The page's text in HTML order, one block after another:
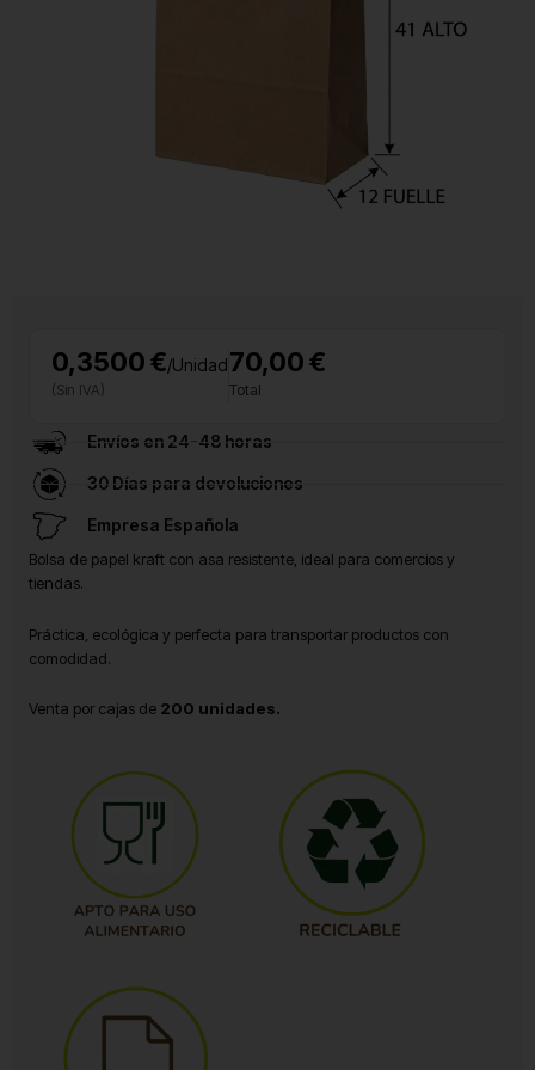
0,3500 €/Unidad
(Sin IVA)
70,00 €
Total
Envíos en 24-48 horas
30 Días para devoluciones
Empresa Española
Bolsa de papel kraft con asa resistente, ideal para comercios y
tiendas.
Práctica, ecológica y perfecta para transportar productos con
comodidad.
Venta por cajas de 200 unidades.